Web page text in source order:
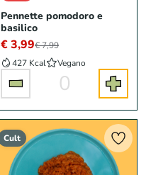
Pennette pomodoro e
basilico
€ 3,99€ 7,99
427 Kcal
Vegano
0
Cult